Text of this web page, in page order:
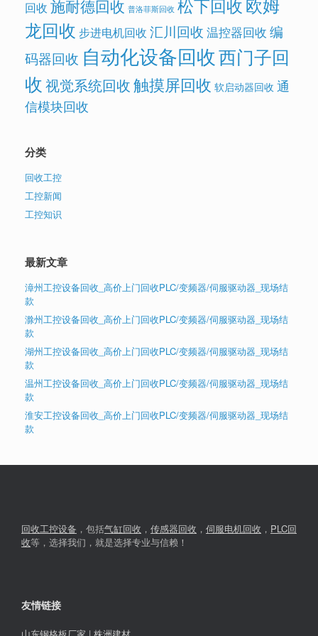
回收 施耐德回收 普洛菲斯回收 松下回收
龙回收 步进电机回收 汇川回收 温控器回收 编
码器回收 自动化设备回收西门子回
收视觉系统回收触摸屏回收 软启动器回收 通
信模块回收
分类
回收工控
工控新闻
工控知识
最新文章
漳州工控设备回收_高价上门回收PLC/变频器/伺服驱动器_现场结
款
滁州工控设备回收_高价上门回收PLC/变频器/伺服驱动器_现场结
款
湖州工控设备回收_高价上门回收PLC/变频器/伺服驱动器_现场结
款
温州工控设备回收_高价上门回收PLC/变频器/伺服驱动器_现场结
款
淮安工控设备回收_高价上门回收PLC/变频器/伺服驱动器_现场结
款
回收工控设备 ，包括气缸回收 ， 传感器回收 ， 伺服电机回收 ， PLC回
收等，选择我们，就是选择专业与信赖！
友情链接